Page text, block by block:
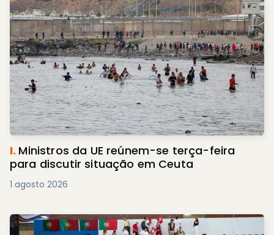
I. Ministros da UE reúnem-se terça-feira
para discutir situação em Ceuta
1 agosto 2026